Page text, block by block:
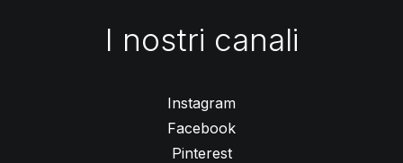
I nostri canali
Instagram
Facebook
Pinterest